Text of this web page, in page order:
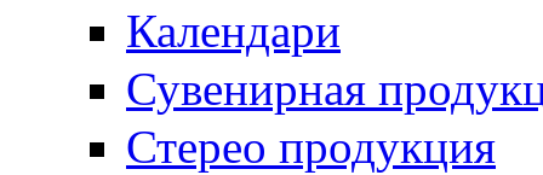
Календари
Сувенирная
Стерео продукция